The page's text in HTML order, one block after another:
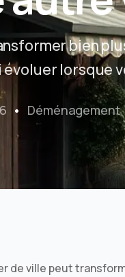
bien
lorsque
Déménagement
de ville peut